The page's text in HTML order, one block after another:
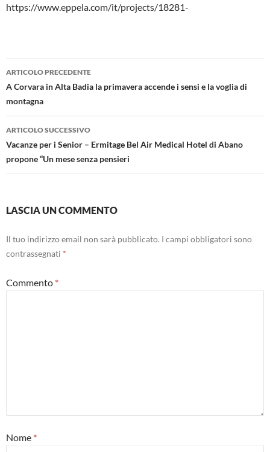
https://www.eppela.com/it/projects/18281-
Navigazione
articolo
ARTICOLO PRECEDENTE
A Corvara in Alta Badia la primavera accende i sensi e la voglia di
montagna
ARTICOLO SUCCESSIVO
Vacanze per i Senior – Ermitage Bel Air Medical Hotel di Abano
propone “Un mese senza pensieri
LASCIA UN COMMENTO
Il tuo indirizzo email non sarà pubblicato. I campi obbligatori sono
contrassegnati *
Commento *
Nome *